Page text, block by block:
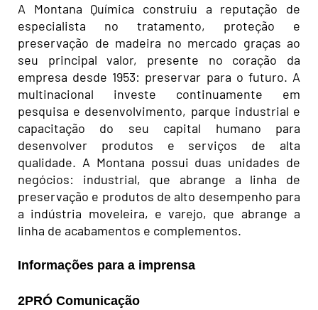
A Montana Química construiu a reputação de
especialista no tratamento, proteção e
preservação de madeira no mercado graças ao
seu principal valor, presente no coração da
empresa desde 1953: preservar para o futuro. A
multinacional investe continuamente em
pesquisa e desenvolvimento, parque industrial e
capacitação do seu capital humano para
desenvolver produtos e serviços de alta
qualidade. A Montana possui duas unidades de
negócios: industrial, que abrange a linha de
preservação e produtos de alto desempenho para
a indústria moveleira, e varejo, que abrange a
linha de acabamentos e complementos.
Informações para a imprensa
2PRÓ Comunicação